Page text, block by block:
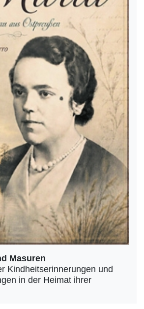
Masuren
Kindheitserinnerungen und
in der Heimat ihrer